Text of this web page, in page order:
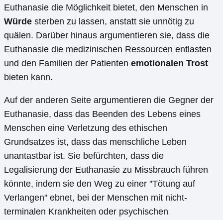
Euthanasie die Möglichkeit bietet, den Menschen in
Würde sterben zu lassen, anstatt sie unnötig zu
quälen. Darüber hinaus argumentieren sie, dass die
Euthanasie die medizinischen Ressourcen entlasten
und den Familien der Patienten emotionalen Trost
bieten kann.
Auf der anderen Seite argumentieren die Gegner der
Euthanasie, dass das Beenden des Lebens eines
Menschen eine Verletzung des ethischen
Grundsatzes ist, dass das menschliche Leben
unantastbar ist. Sie befürchten, dass die
Legalisierung der Euthanasie zu Missbrauch führen
könnte, indem sie den Weg zu einer "Tötung auf
Verlangen" ebnet, bei der Menschen mit nicht-
terminalen Krankheiten oder psychischen